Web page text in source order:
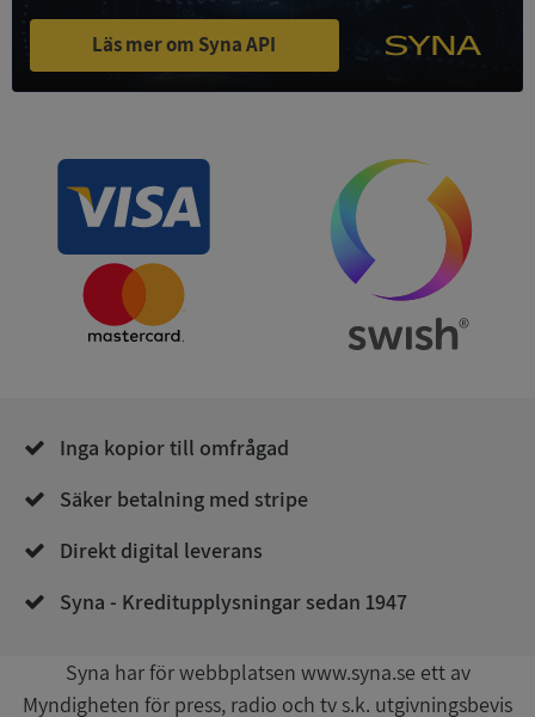
Läs mer om Syna API
Inga kopior till omfrågad
Säker betalning med stripe
Direkt digital leverans
Syna - Kreditupplysningar sedan 1947
Syna har för webbplatsen www.syna.se ett av
Myndigheten för press, radio och tv s.k. utgivningsbevis
kärnwebbplatsfunktioner som användarinloggning
och kontohantering. Webbplatsen kan inte
användas ordentligt utan strikt nödvändiga cookies.
Microsoft
Corporation
de.syna.se